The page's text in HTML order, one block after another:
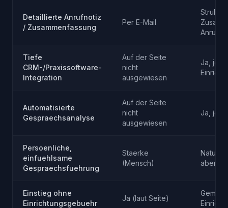
Detaillierte Anrufnotiz
/ Zusammenfassung
Per E-Mail
Anruf
Tiefe
CRM-/Praxissoftware-
Integration
Auf der Seite
nicht
ausgewiesen
Ja, je
Automatisierte
Gespraechsanalyse
Auf der Seite
nicht
ausgewiesen
Ja, je
Persoenliche,
einfuehlsame
Gespraechsfuehrung
Staerke
(Mensch)
aber
Einstieg ohne
Einrichtungsgebuehr
Ja (laut Seite)